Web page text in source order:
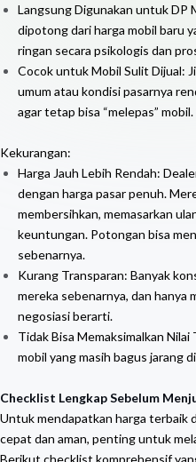
Langsung Digunakan untuk DP
dipotong dari harga mobil baru
ringan secara psikologis dan
Cocok untuk Mobil Sulit Dijual:
umum atau kondisi pasarnya
agar tetap bisa “melepas” mobil.
Kekurangan:
Harga Jauh Lebih Rendah:
dengan harga pasar penuh.
membersihkan, memasarkan
keuntungan. Potongan bisa
sebenarnya.
Kurang Transparan: Banyak
mereka sebenarnya, dan hanya
negosiasi berarti.
Tidak Bisa Memaksimalkan
mobil yang masih bagus jarang
Checklist Lengkap Sebelum
Untuk mendapatkan harga terbaik
cepat dan aman, penting untuk
Berikut checklist komprehensif